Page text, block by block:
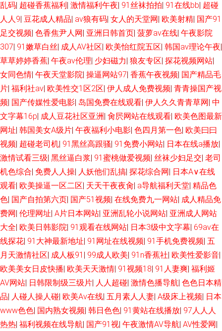
乱码| 超碰香蕉福利| 激情福利午夜| 91丝袜拍拍| 91在线bb| 超碰
人人9| 豆花成人精品| av狼有码| 女人的天堂网| 欧美射精| 国产91
足交视频| 色香焦尹人网| 亚洲日韩首页| 菠萝av在线| 午夜影院
307| 91嫩草白丝| 成人AV社区| 欧美怡红院五区| 韩国av理论午夜|
草草婷婷香蕉| 午夜av伦理| 少妇磁力| 狼友专区| 探花视频网站|
女同色情| 午夜天堂影院| 操逼网站97| 香蕉午夜视频| 国产精品毛
片| 福利社av| 欧美性交1区2区| 伊人成人免费视频| 青青操国产视
频| 国产传媒性爱电影| 岛国免费在线观看| 伊人久久青青草网| 中
文字幕16p| 成人豆花社区亚洲 | 肏屄网站在线观看| 欧美色图最新
网址| 韩国美女A级片| 午夜福利小电影| 色四月第一色| 欧美曰曰
视频| 超碰老司机| 91黑丝高跟骚| 91免费小网站| 日本在线a播放|
激情试看三级| 黑丝逼白浆| 91蜜桃做爱视频| 丝袜少妇足交| 老司
机色综合| 免费人人操| 人妖他们乱搞| 探花综合网| 日本A∨在线
观看| 欧美操逼一区二区| 天天干夜夜肏| a导航福利天堂| 精品色
色| 国产自拍第六页| 国产51视频| 在线免费九一网站| 成人精品免
费网| 伦理网址| A片日本网站| 亚洲乱轮小说网站| 亚洲成人网站
大全| 欧美日韩影院| 91观看在线网站| 日本3级中文字幕| 69av在
线探花| 91大神最新地址| 91网址在线视频| 91手机免费视频| 五
月天激情社区| 成人板91 | 99成人欧美| 91n香蕉社| 欧美性爱影音|
欧美美女日皮快播| 欧美天天激情| 91视频18| 91人妻爽| 福利姬
AV网站| 日韩限制级三级片| 人人超碰| 激情色播导航| 色色日本精
品| 人碰人操人碰| 欧美Aⅴ在线| 五月素人人妻| A级床上视频| 日本
www色色| 国内熟女视频| 韩日色色| 91黄站在线播放| 97人人人
热热| 福利视频在线导航| 国产91视| 午夜激情AV导航| AV性爱网|